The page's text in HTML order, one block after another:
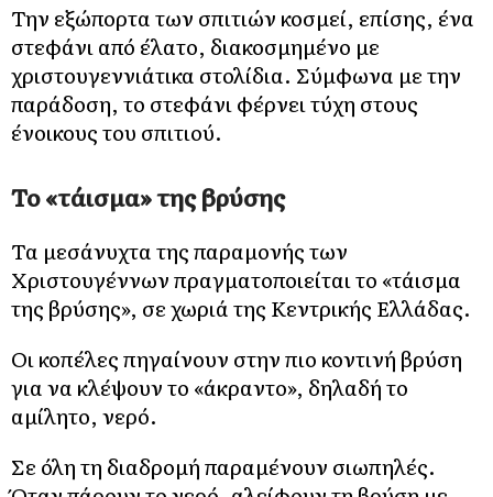
Την εξώπορτα των σπιτιών κοσμεί, επίσης, ένα
στεφάνι από έλατο, διακοσμημένο με
χριστουγεννιάτικα στολίδια. Σύμφωνα με την
παράδοση, το στεφάνι φέρνει τύχη στους
ένοικους του σπιτιού.
Το «τάισμα» της βρύσης
Τα μεσάνυχτα της παραμονής των
Χριστουγέννων πραγματοποιείται το «τάισμα
της βρύσης», σε χωριά της Κεντρικής Ελλάδας.
Οι κοπέλες πηγαίνουν στην πιο κοντινή βρύση
για να κλέψουν το «άκραντο», δηλαδή το
αμίλητο, νερό.
Σε όλη τη διαδρομή παραμένουν σιωπηλές.